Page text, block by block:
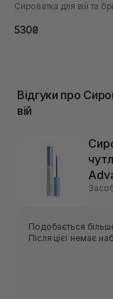
Сироватка для вій та
530₴
Відгуки про
вій
Подобається
Після цієї немає